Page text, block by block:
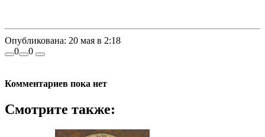
Опубликована: 20 мая в 2:18
0
0
Комментариев пока нет
Смотрите также: